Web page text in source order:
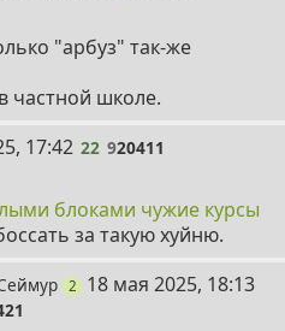
"арбуз" так-же
частной школе.
17:42 22 920411
блоками чужие курсы
за такую хуйню.
2поста
23
18 мая 2025, 18:13